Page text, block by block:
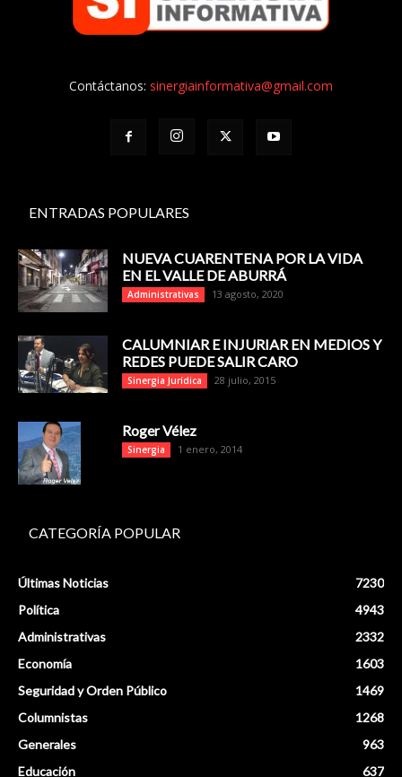
Contáctanos: sinergiainformativa@gmail.com
ENTRADAS POPULARES
NUEVA CUARENTENA POR LA VIDA
EN EL VALLE DE ABURRÁ
Administrativas 13 agosto, 2020
CALUMNIAR E INJURIAR EN MEDIOS Y
REDES PUEDE SALIR CARO
Sinergia Jurídica 28 julio, 2015
Roger Vélez
Sinergia 1 enero, 2014
CATEGORÍA POPULAR
Últimas Noticias
7230
Política
4943
Administrativas
2332
Economía
1603
Seguridad y Orden Público
1469
Columnistas
1268
Generales
963
Educación
637